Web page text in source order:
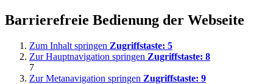
Barrierefreie Bedienung der Webseite
Zum Inhalt springen Zugriffstaste: 5
Zur Hauptnavigation springen Zugriffstaste: 8
7
Zur Metanavigation springen Zugriffstaste: 9